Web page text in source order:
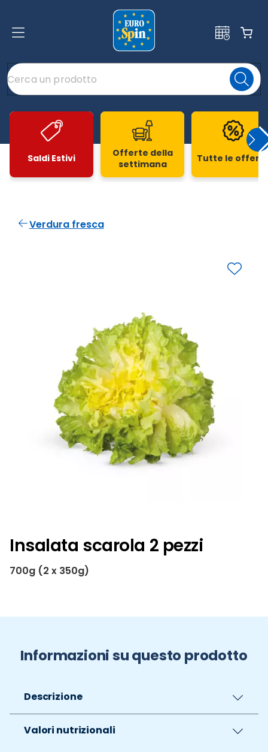
Saldi Estivi
Offerte della
settimana
Tutte le
Verdura fresca
Insalata scarola 2 pezzi
700g (2 x 350g)
Informazioni su questo prodotto
Descrizione
Valori nutrizionali